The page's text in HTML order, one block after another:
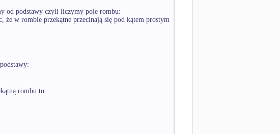
od podstawy czyli liczymy pole rombu:
że w rombie przekątne przecinają się pod kątem prostym
rombu to: